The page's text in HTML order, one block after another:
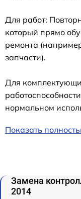
Для работ:
который прямо
ремонта
запчасти).
Для
нормальном
Показать
Замена
2014